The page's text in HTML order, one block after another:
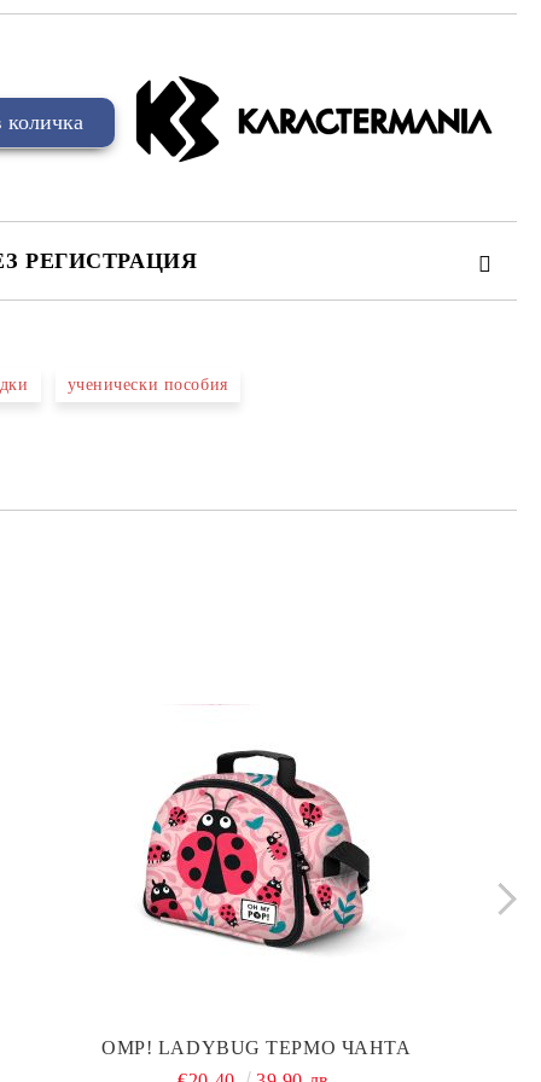
РЕГИСТРАЦИЯ
ученически пособия
OMP! LADYBUG ТЕРМО ЧАНТА